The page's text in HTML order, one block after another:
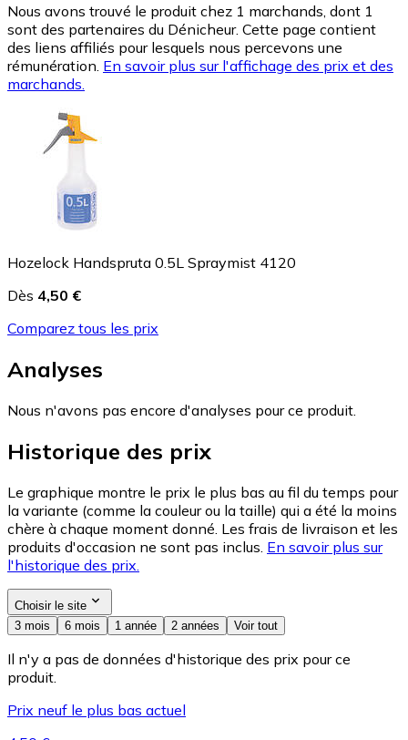
Nous avons trouvé le produit chez 1 marchands, dont 1
sont des partenaires du Dénicheur. Cette page contient
des liens affiliés pour lesquels nous percevons une
rémunération. En savoir plus sur l'affichage des prix et des
marchands.
Hozelock Handspruta 0.5L Spraymist 4120
Dès 4,50 €
Comparez tous les prix
Analyses
Nous n'avons pas encore d'analyses pour ce produit.
Historique des prix
Le graphique montre le prix le plus bas au fil du temps pour
la variante (comme la couleur ou la taille) qui a été la moins
chère à chaque moment donné. Les frais de livraison et les
produits d'occasion ne sont pas inclus. En savoir plus sur
l'historique des prix.
Choisir le site
3 mois
6 mois 1 année 2 années Voir tout
Il n'y a pas de données d'historique des prix pour ce
produit.
Prix neuf le plus bas actuel